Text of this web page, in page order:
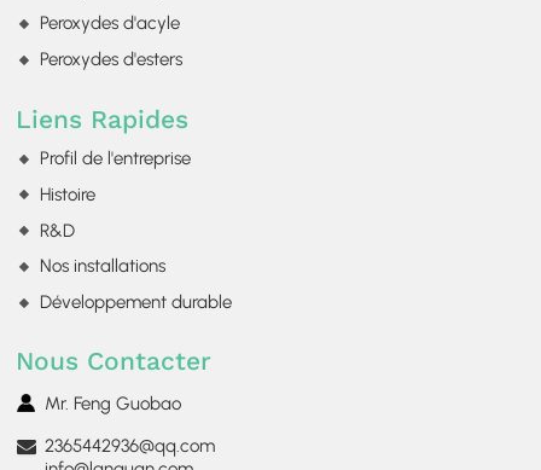
Peroxydes d'acyle
Peroxydes d'esters
Liens Rapides
Profil de l'entreprise
Histoire
R&D
Nos installations
Développement durable
Nous Contacter
Mr. Feng Guobao
2365442936@qq.com